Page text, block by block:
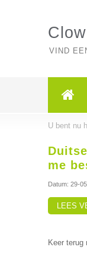
VIND
U bent nu
me
Datum: 29-
LEES
Keer terug